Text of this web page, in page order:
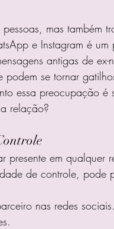
mas também
e Instagram é
antigas de ex-
se tornar
essa preocupação é
relação?
presente em qualquer
de controle, pode
nas redes sociais.